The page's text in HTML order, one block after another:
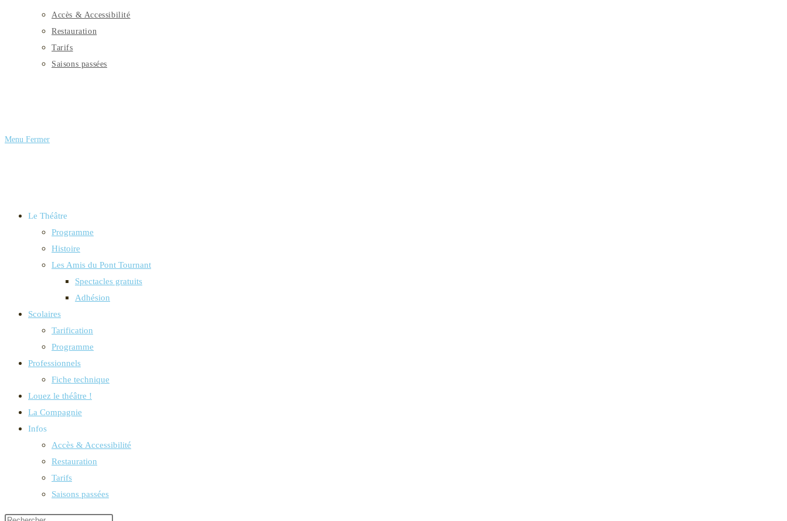
Accès & Accessibilité
Restauration
Tarifs
Saisons passées
Menu Fermer
Le Théâtre
Programme
Histoire
Les Amis du Pont Tournant
Spectacles gratuits
Adhésion
Scolaires
Tarification
Programme
Professionnels
Fiche technique
Louez le théâtre !
La Compagnie
Infos
Accès & Accessibilité
Restauration
Tarifs
Saisons passées